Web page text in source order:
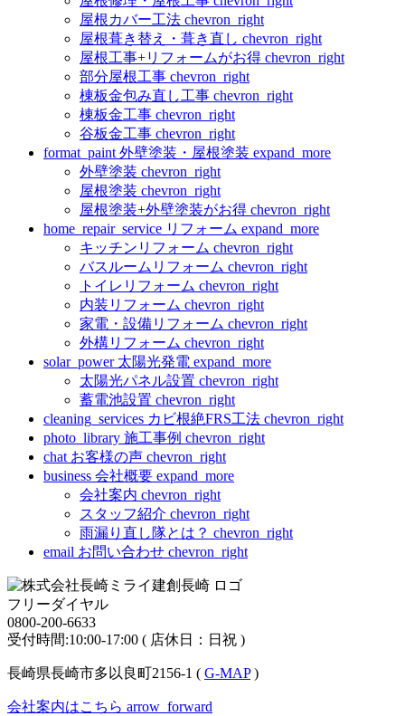
屋根カバー工法 chevron_right
屋根葺き替え・葺き直し chevron_right
屋根工事+リフォームがお得 chevron_right
部分屋根工事 chevron_right
棟板金包み直し工事 chevron_right
棟板金工事 chevron_right
谷板金工事 chevron_right
format_paint 外壁塗装・屋根塗装 expand_more
外壁塗装 chevron_right
屋根塗装 chevron_right
屋根塗装+外壁塗装がお得 chevron_right
home_repair_service リフォーム expand_more
キッチンリフォーム chevron_right
バスルームリフォーム chevron_right
トイレリフォーム chevron_right
内装リフォーム chevron_right
家電・設備リフォーム chevron_right
外構リフォーム chevron_right
solar_power 太陽光発電 expand_more
太陽光パネル設置 chevron_right
蓄電池設置 chevron_right
cleaning_services カビ根絶FRS工法 chevron_right
photo_library 施工事例 chevron_right
chat お客様の声 chevron_right
business 会社概要 expand_more
会社案内 chevron_right
スタッフ紹介 chevron_right
雨漏り直し隊とは？ chevron_right
email お問い合わせ chevron_right
フリーダイヤル
0800-200-6633
受付時間:10:00-17:00 ( 店休日：日祝 )
長崎県長崎市多以良町2156-1 ( G-MAP)
会社案内はこちら arrow_forward